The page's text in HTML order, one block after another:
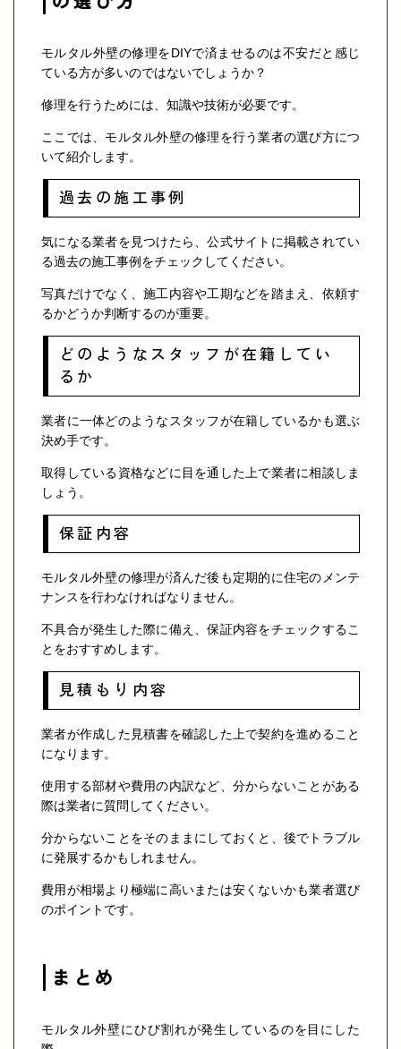
モルタル外壁の修理をDIYで済ませるのは不安だと感じ
ている方が多いのではないでしょうか？
修理を行うためには、知識や技術が必要です。
ここでは、モルタル外壁の修理を行う業者の選び方につ
いて紹介します。
過去の施工事例
気になる業者を見つけたら、公式サイトに掲載されてい
る過去の施工事例をチェックしてください。
写真だけでなく、施工内容や工期などを踏まえ、依頼す
るかどうか判断するのが重要。
どのようなスタッフが在籍してい
るか
業者に一体どのようなスタッフが在籍しているかも選ぶ
決め手です。
取得している資格などに目を通した上で業者に相談しま
しょう。
保証内容
モルタル外壁の修理が済んだ後も定期的に住宅のメンテ
ナンスを行わなければなりません。
不具合が発生した際に備え、保証内容をチェックするこ
とをおすすめします。
見積もり内容
業者が作成した見積書を確認した上で契約を進めること
になります。
使用する部材や費用の内訳など、分からないことがある
際は業者に質問してください。
分からないことをそのままにしておくと、後でトラブル
に発展するかもしれません。
費用が相場より極端に高いまたは安くないかも業者選び
のポイントです。
まとめ
モルタル外壁にひび割れが発生しているのを目にした